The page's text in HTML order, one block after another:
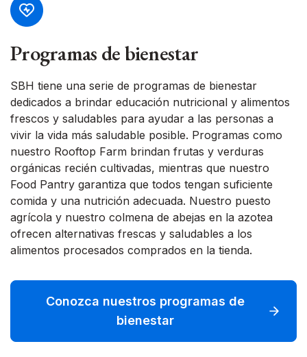
Programas de bienestar
SBH tiene una serie de programas de bienestar
dedicados a brindar educación nutricional y alimentos
frescos y saludables para ayudar a las personas a
vivir la vida más saludable posible. Programas como
nuestro Rooftop Farm brindan frutas y verduras
orgánicas recién cultivadas, mientras que nuestro
Food Pantry garantiza que todos tengan suficiente
comida y una nutrición adecuada. Nuestro puesto
agrícola y nuestro colmena de abejas en la azotea
ofrecen alternativas frescas y saludables a los
alimentos procesados comprados en la tienda.
Conozca nuestros programas de
bienestar